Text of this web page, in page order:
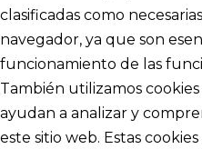
clasificadas como
navegador, ya que son
funcionamiento de las
También utilizamos
ayudan a analizar y
este sitio web. Estas